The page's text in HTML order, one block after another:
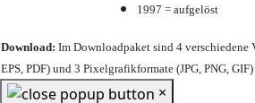
1997 = aufgelöst
Download: Im Downloadpaket sind 4
EPS, PDF) und 3 Pixelgrafikformate (JPG, PNG, GIF)
×